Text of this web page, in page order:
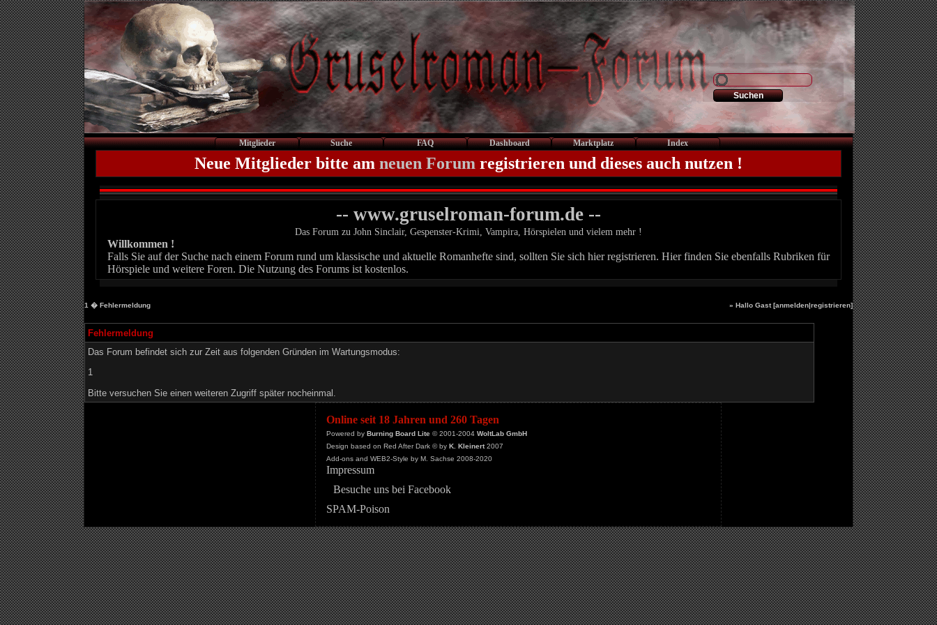
Mitglieder Suche FAQ Dashboard Marktplatz Index
Neue Mitglieder bitte am neuen Forum registrieren und dieses auch nutzen !
-- www.gruselroman-forum.de --
Das Forum zu John Sinclair, Gespenster-Krimi, Vampira, Hörspielen und vielem mehr !
Willkommen !
Falls Sie auf der Suche nach einem Forum rund um klassische und aktuelle Romanhefte sind, sollten Sie sich hier registrieren. Hier finden Sie ebenfalls Rubriken für
Hörspiele und weitere Foren. Die Nutzung des Forums ist kostenlos.
1 � Fehlermeldung » Hallo Gast [anmelden|registrieren]
Fehlermeldung
Das Forum befindet sich zur Zeit aus folgenden Gründen im Wartungsmodus:
1
Bitte versuchen Sie einen weiteren Zugriff später nocheinmal.
Online seit 18 Jahren und 260 Tagen
Powered by Burning Board Lite© 2001-2004 WoltLab GmbH
Design based on Red After Dark © by K. Kleinert2007
Add-ons and WEB2-Style by M. Sachse 2008-2020
Impressum
Besuche uns bei Facebook
SPAM-Poison